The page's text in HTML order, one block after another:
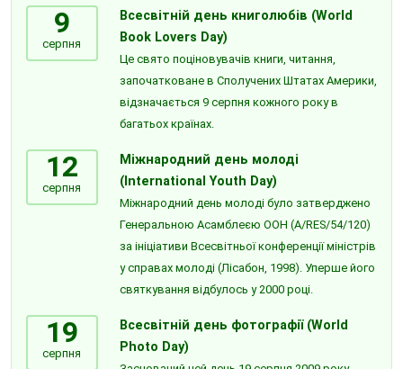
9
серпня
Всесвітній день книголюбів (World
Book Lovers Day)
Це свято поціновувачів книги, читання,
започатковане в Сполучених Штатах Америки,
відзначається 9 серпня кожного року в
багатьох країнах.
12
серпня
Міжнародний день молоді
(International Youth Day)
Міжнародний день молоді було затверджено
Генеральною Асамблеєю ООН (A/RES/54/120)
за ініціативи Всесвітньої конференції міністрів
у справах молоді (Лісабон, 1998). Уперше його
святкування відбулось у 2000 році.
19
серпня
Всесвітній день фотографії (World
Photo Day)